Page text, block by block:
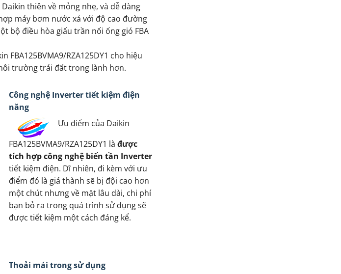
thiên về mỏng nhẹ, và dễ dàng
máy bơm nước xả với độ cao đường
bộ điều hòa giấu trần nối ống gió FBA
RZA125DY1 cho hiệu
trường trái đất trong lành hơn.
Công nghệ Inverter tiết kiệm điện
năng
Ưu điểm của Daikin
FBA125BVMA9/RZA125DY1 là được
tích hợp công nghệ biến tần Inverter
tiết kiệm điện. Dĩ nhiên, đi kèm với ưu
điểm đó là giá thành sẽ bị đội cao hơn
một chút nhưng về mặt lâu dài, chi phí
bạn bỏ ra trong quá trình sử dụng sẽ
được tiết kiệm một cách đáng kể.
Thoải mái trong sử dụng